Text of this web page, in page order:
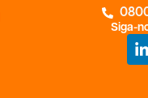
Siga-